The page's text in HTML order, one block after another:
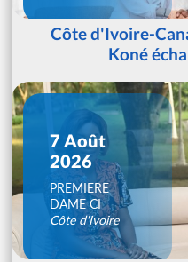
Côte d'Ivoire-
Koné
7 Août
2026
PREMIERE
DAME CI
Côte d'Ivoire